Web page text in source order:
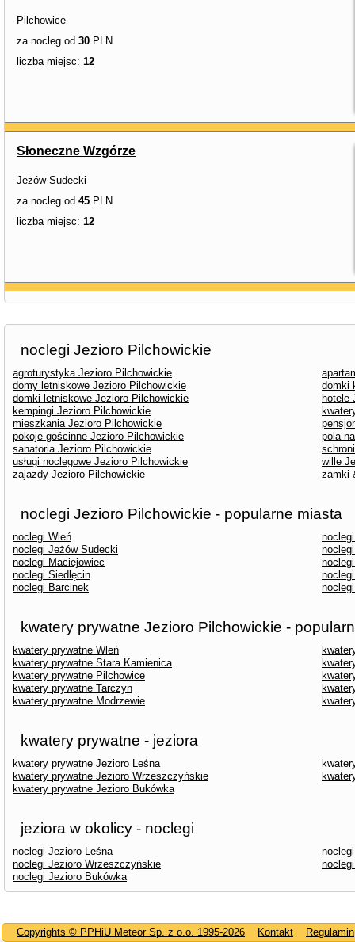
Pilchowice
za nocleg od 30 PLN
liczba miejsc: 12
Słoneczne Wzgórze
Jeżów Sudecki
za nocleg od 45 PLN
liczba miejsc: 12
noclegi Jezioro Pilchowickie
agroturystyka Jezioro Pilchowickie
domy letniskowe Jezioro Pilchowickie
domki
domki letniskowe Jezioro Pilchowickie
hotele
kempingi Jezioro Pilchowickie
mieszkania Jezioro Pilchowickie
pokoje gościnne Jezioro Pilchowickie
pola
sanatoria Jezioro Pilchowickie
usługi noclegowe Jezioro Pilchowickie
wille
zajazdy Jezioro Pilchowickie
zamki
noclegi Jezioro Pilchowickie - popularne miasta
noclegi Wleń
noclegi Jeżów Sudecki
noclegi Maciejowiec
noclegi Siedlęcin
noclegi Barcinek
kwatery prywatne Jezioro Pilchowickie -
kwatery prywatne Wleń
kwatery prywatne Stara Kamienica
kwatery prywatne Pilchowice
kwatery prywatne Tarczyn
kwatery prywatne Modrzewie
kwatery prywatne - jeziora
kwatery prywatne Jezioro Leśna
kwatery prywatne Jezioro Wrzeszczyńskie
kwatery prywatne Jezioro Bukówka
jeziora w okolicy - noclegi
noclegi Jezioro Leśna
noclegi Jezioro Wrzeszczyńskie
noclegi Jezioro Bukówka
Copyrights © PPHiU Meteor Sp. z o.o. 1995-2026 Kontakt Regulamin